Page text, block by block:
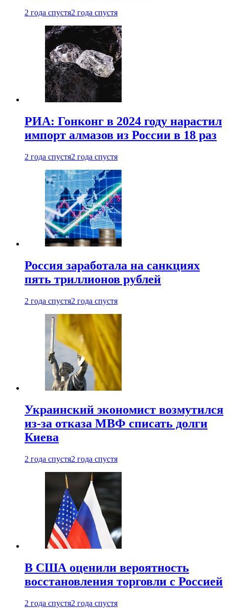
2 года спустя2 года спустя
РИА: Гонконг в 2024 году нарастил
импорт алмазов из России в 18 раз
2 года спустя2 года спустя
Россия заработала на санкциях
пять триллионов рублей
2 года спустя2 года спустя
Украинский экономист возмутился
из-за отказа МВФ списать долги
Киева
2 года спустя2 года спустя
В США оценили вероятность
восстановления торговли с Россией
2 года спустя2 года спустя